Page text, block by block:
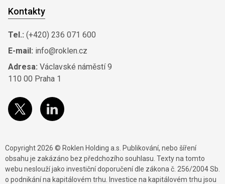
Kontakty
Tel.: (+420) 236 071 600
E-mail: info@roklen.cz
Adresa: Václavské náměstí 9
110 00 Praha 1
Copyright 2026 © Roklen Holding a.s. Publikování, nebo šíření
obsahu je zakázáno bez předchozího souhlasu. Texty na tomto
webu neslouží jako investiční doporučení dle zákona č. 256/2004 Sb.
o podnikání na kapitálovém trhu. Investice na kapitálovém trhu jsou